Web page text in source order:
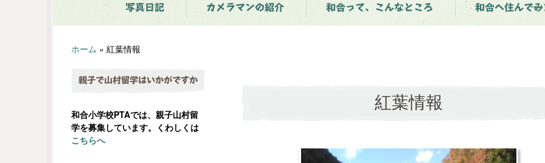
写真日記 カメラマンの紹介 和合って、こんなところ 和合へ住んで
ホーム » 紅葉情報
紅葉情報
親子で山村留学はいかがですか
和合小学校PTAでは、親子山村留
学を募集しています。くわしくは
こちらへ